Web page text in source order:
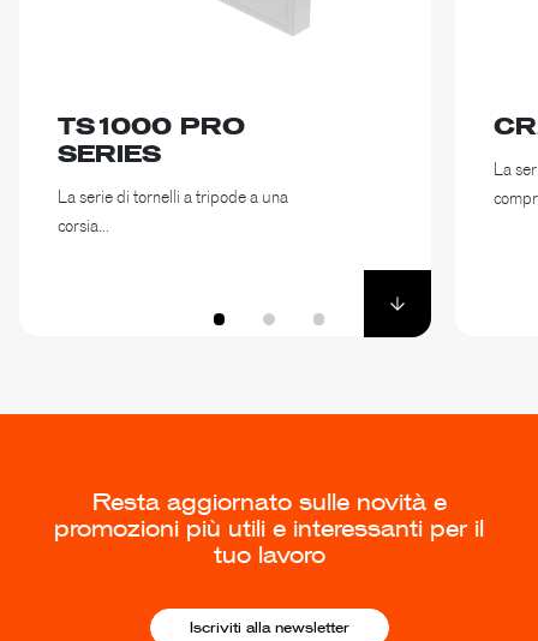
TS1000 PRO
SERIES
La serie di tornelli a tripode a una
corsia...
La
Resta aggiornato sulle novità e
promozioni più utili e interessanti per il
tuo lavoro
Iscriviti alla newsletter